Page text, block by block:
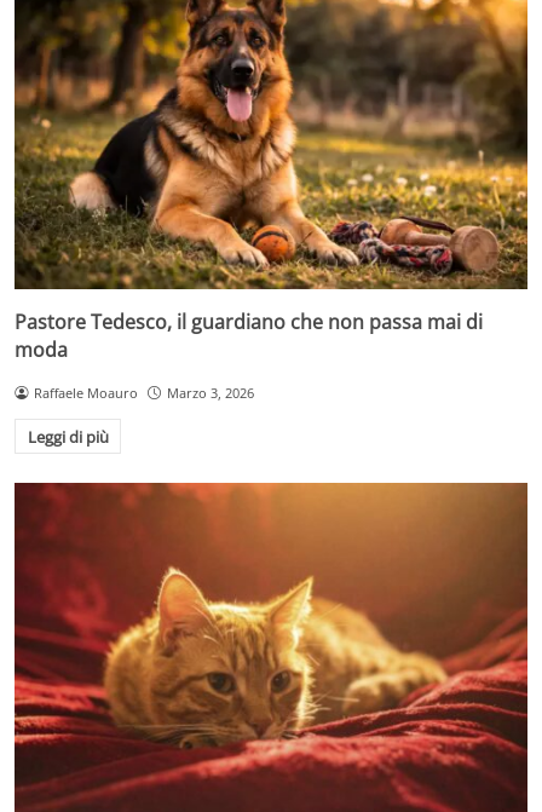
Pastore Tedesco, il guardiano che non passa mai di
moda
Raffaele Moauro Marzo 3, 2026
Leggi di più